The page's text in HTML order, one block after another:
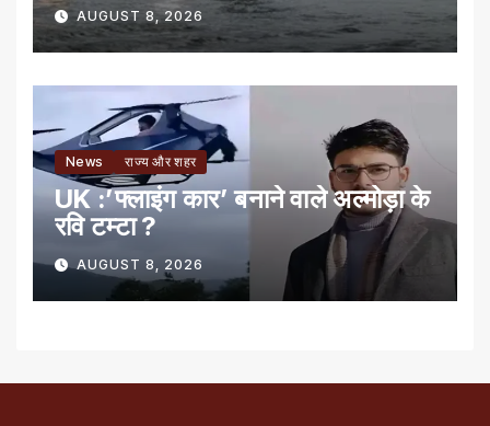
AUGUST 8, 2026
News राज्य और शहर
UK :’फ्लाइंग कार’ बनाने वाले अल्मोड़ा के
रवि टम्टा ?
AUGUST 8, 2026